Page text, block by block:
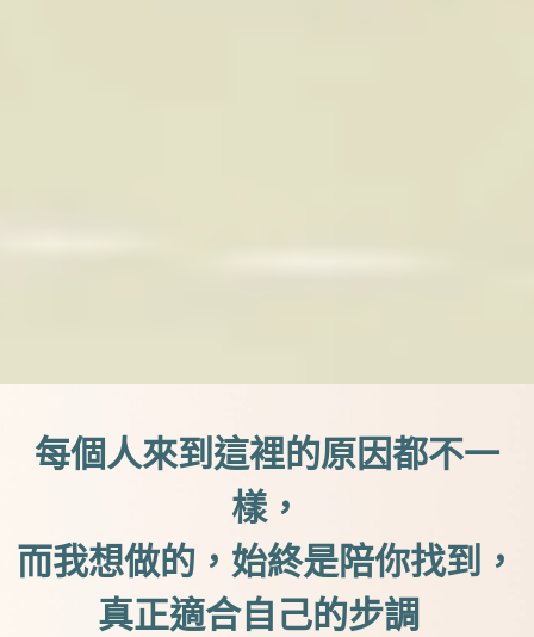
每個人來到這裡的原因都不一
樣，
而我想做的，始終是陪你找到，
真正適合自己的步調